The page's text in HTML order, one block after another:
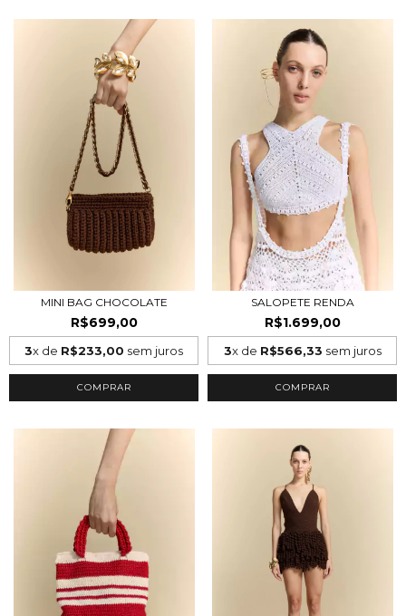
MINI BAG CHOCOLATE
R$699,00
3x de R$233,00 sem juros
SALOPETE RENDA
R$1.699,00
3x de R$566,33 sem juros
COMPRAR